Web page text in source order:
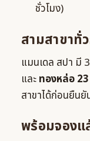
ชั่วโมง)
สามสาขาทั่
แมนเดล สปา มี
และทองหล่อ 23
สาขาได้ก่อนยืนยั
พร้อมจองแ